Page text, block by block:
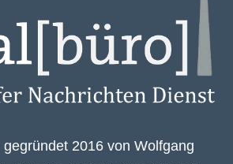
2016 von Wolfgang